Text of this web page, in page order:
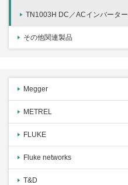
TN1003H DC／ACインバーター
その他関連製品
Megger
METREL
FLUKE
Fluke networks
T&D